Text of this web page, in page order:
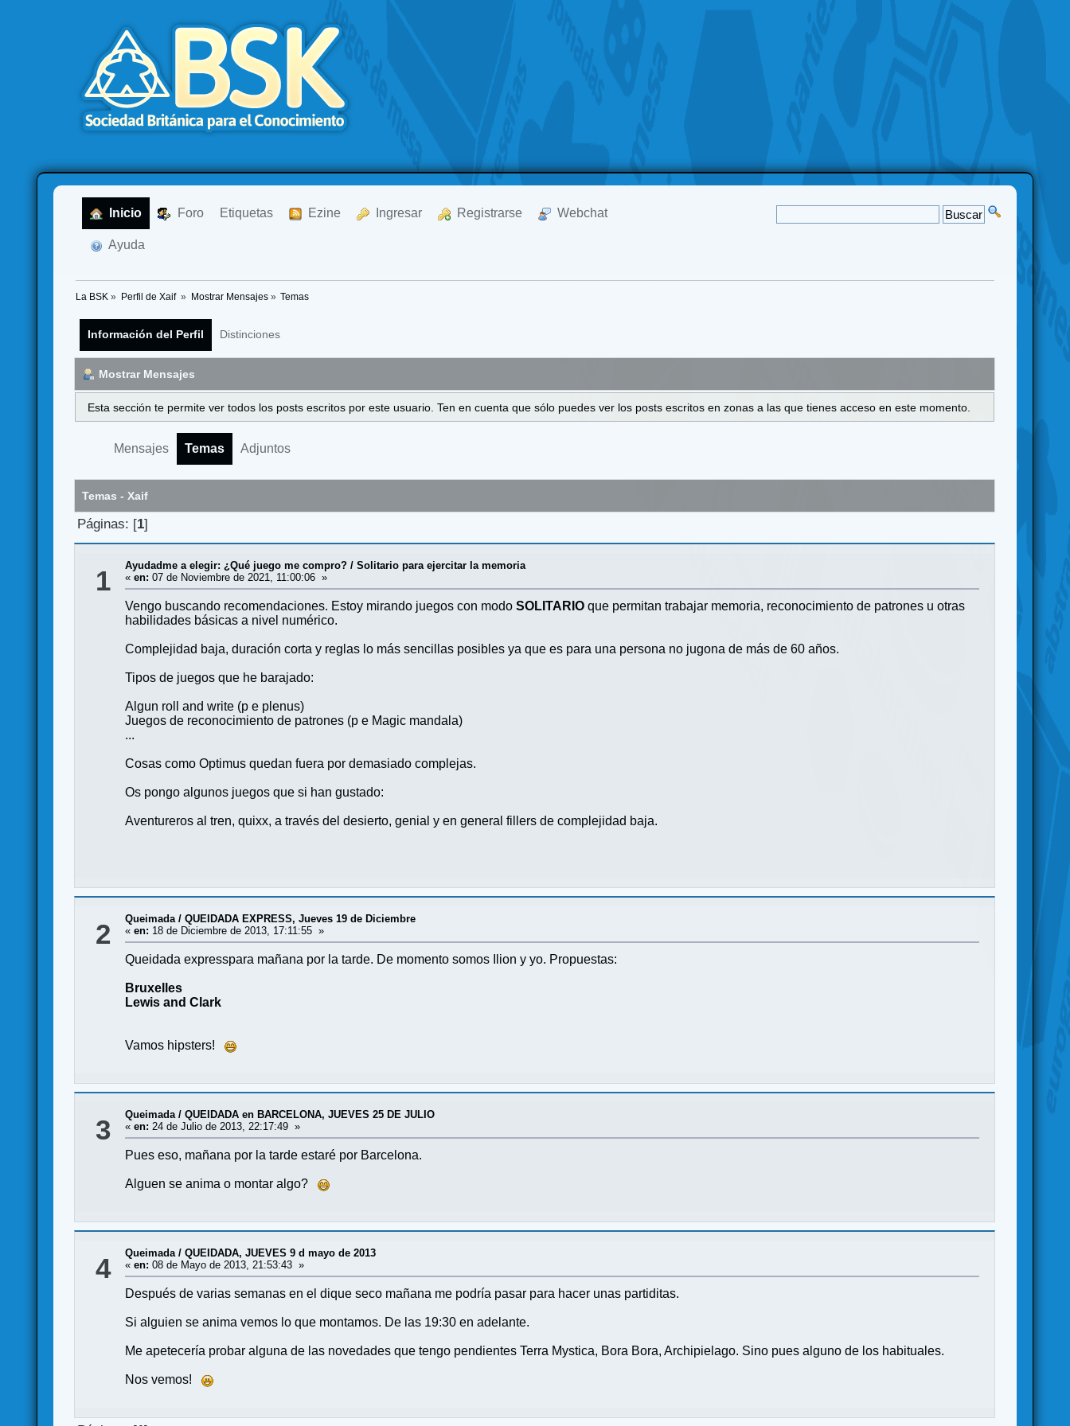
Inicio Foro Etiquetas Ezine Ingresar Registrarse Webchat
Ayuda
La BSK » Perfil de Xaif » Mostrar Mensajes» Temas
Información del Perfil Distinciones
Mostrar Mensajes
Esta sección te permite ver todos los posts escritos por este usuario. Ten en cuenta que sólo puedes ver los posts escritos en zonas a las que tienes acceso en este momento.
Mensajes Temas Adjuntos
Temas - Xaif
Páginas: [1]
1 Ayudadme a elegir: ¿Qué juego me compro? /Solitario para ejercitar la memoria
«en: 07 de Noviembre de 2021, 11:00:06 »
Vengo buscando recomendaciones. Estoy mirando juegos con modoSOLITARIO que permitan trabajar memoria, reconocimiento de patrones u otras
habilidades básicas a nivel numérico.
Complejidad baja, duración corta y reglas lo más sencillas posibles ya que es para una persona no jugona de más de 60 años.
Tipos de juegos que he barajado:
Algun roll and write (p e plenus)
Juegos de reconocimiento de patrones (p e Magic mandala)
...
Cosas como Optimus quedan fuera por demasiado complejas.
Os pongo algunos juegos que si han gustado:
Aventureros al tren, quixx, a través del desierto, genial y en general fillers de complejidad baja.
2 Queimada/QUEIDADA EXPRESS, Jueves 19 de Diciembre
«en: 18 de Diciembre de 2013, 17:11:55 »
Queidada expresspara mañana por la tarde. De momento somos Ilion y yo. Propuestas:
Bruxelles
Lewis and Clark
Vamos hipsters!
3 Queimada/QUEIDADA en BARCELONA, JUEVES 25 DE JULIO
«en: 24 de Julio de 2013, 22:17:49 »
Pues eso, mañana por la tarde estaré por Barcelona.
Alguen se anima o montar algo?
4 Queimada/QUEIDADA, JUEVES 9 d mayo de 2013
«en: 08 de Mayo de 2013, 21:53:43 »
Después de varias semanas en el dique seco mañana me podría pasar para hacer unas partiditas.
Si alguien se anima vemos lo que montamos. De las 19:30 en adelante.
Me apetecería probar alguna de las novedades que tengo pendientes Terra Mystica, Bora Bora, Archipielago. Sino pues alguno de los habituales.
Nos vemos!